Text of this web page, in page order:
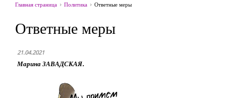
Главная страница Политика Ответные меры
Ответные меры
21.04.2021
Марина ЗАВАДСКАЯ.